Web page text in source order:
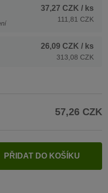
37,27 CZK / ks
111,81 CZK
26,09 CZK / ks
313,08 CZK
57,26 CZK
PŘIDAT DO KOŠÍKU